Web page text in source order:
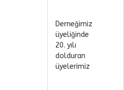
Derneğimiz
üyeliğinde
20. yılı
dolduran
üyelerimiz